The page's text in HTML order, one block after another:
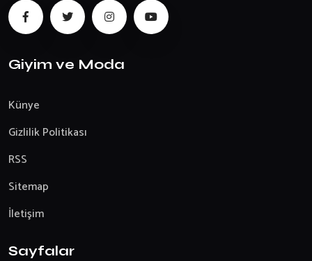
Giyim ve Moda
Künye
Gizlilik Politikası
RSS
Sitemap
İletişim
Sayfalar